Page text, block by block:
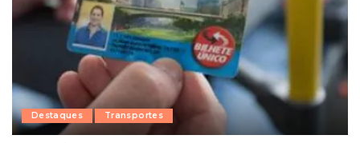
Destaques Transportes